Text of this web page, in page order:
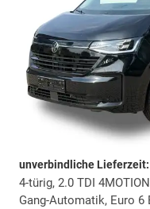
unverbindliche
4-türig, 2.0 TDI
Gang-Automatik, Euro 6